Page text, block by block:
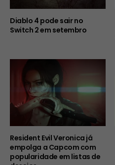
Diablo 4 pode sair no
Switch 2 em setembro
Resident Evil Veronica já
empolga a Capcom com
popularidade em listas de